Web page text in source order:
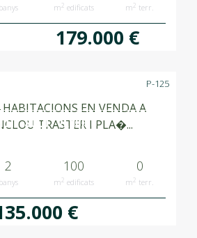
banys m2 edificats m2 terr.
179.000 €
SOLD VENDIDO
P-125
EN VENDA A
TRASTER I PLA�...
2
banys
100
m2 edificats
0
m2 terr.
€